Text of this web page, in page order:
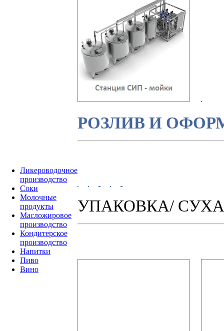
Ликероводочное
производство
Соки
Молочные
продукты
Масложировое
производство
Кондитерское
производство
Напитки
Пиво
Вино
РОЗЛИВ И
УПАКОВКА/